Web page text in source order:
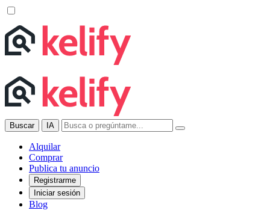
Buscar IA
Alquilar
Comprar
Publica tu anuncio
Registrarme
Iniciar sesión
Blog